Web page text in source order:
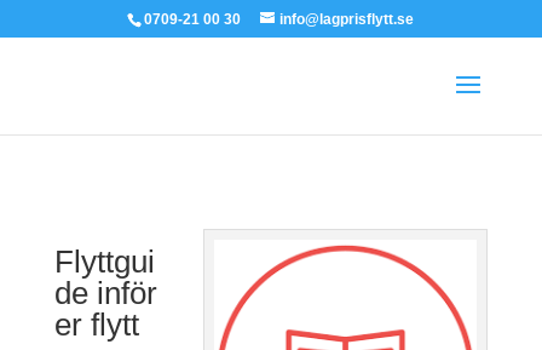
0709-21 00 30 info@lagprisflytt.se
Flyttgui
de inför
er flytt